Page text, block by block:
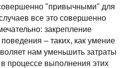
"привычными" для
все это совершенно
закрепление
– таких, как умение
нам уменьшить затраты
процессе выполнения этих